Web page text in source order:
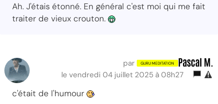
Ah. J'étais étonné. En général c'est moi qui me fait
traiter de vieux crouton.
par Pascal M.
le vendredi 04 juillet 2025 à 08h27
c'était de l'humour